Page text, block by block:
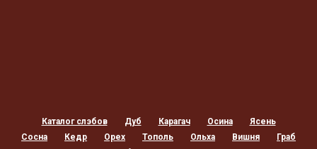
Каталог слэбов Дуб Карагач Осина
Ясень
Сосна
Кедр Орех Тополь Ольха Вишня
Граб